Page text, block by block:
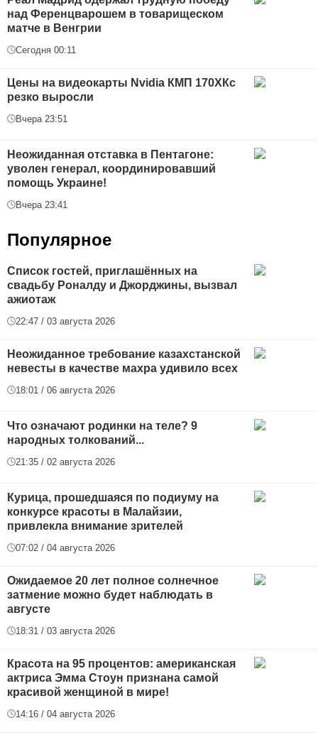
над Ференцварошем в товарищеском
матче в Венгрии
Сегодня 00:11
Цены на видеокарты Nvidia КМП 170ХКс
резко выросли
Вчера 23:51
Неожиданная отставка в Пентагоне:
уволен генерал, координировавший
помощь Украине!
Вчера 23:41
Популярное
Список гостей, приглашённых на
свадьбу Роналду и Джорджины, вызвал
ажиотаж
22:47 / 03 августа 2026
Неожиданное требование казахстанской
невесты в качестве махра удивило всех
18:01 / 06 августа 2026
Что означают родинки на теле? 9
народных толкований...
21:35 / 02 августа 2026
Курица, прошедшаяся по подиуму на
конкурсе красоты в Малайзии,
привлекла внимание зрителей
07:02 / 04 августа 2026
Ожидаемое 20 лет полное солнечное
затмение можно будет наблюдать в
августе
18:31 / 03 августа 2026
Красота на 95 процентов: американская
актриса Эмма Стоун признана самой
красивой женщиной в мире!
14:16 / 04 августа 2026